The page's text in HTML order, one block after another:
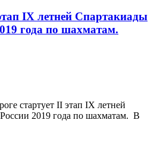
IХ летней Спартакиады
года по шахматам.
стартует II этап IХ летней
2019 года по шахматам. В